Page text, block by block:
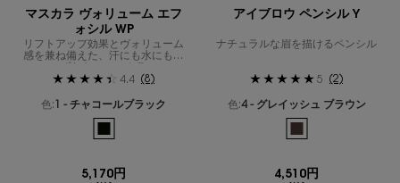
マスカラ ヴォリューム エフ
ォシル WP
リフトアップ効果とヴォリューム
感を兼ね備えた、汗にも水にもく
4.4 (8)
色: 1 - チャコールブラック
5,170円
アイブロウ ペンシル Y
ナチュラルな眉を描けるペンシル
5 (2)
色:4 - グレイッシュ ブラウン
4,510円